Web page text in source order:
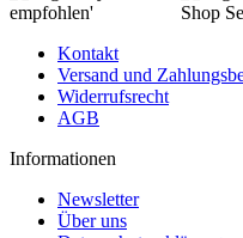
Shop
Kontakt
Versand und
Widerrufsrecht
AGB
Informationen
Newsletter
Über uns